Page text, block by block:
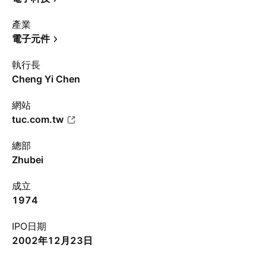
產業
電子元件
執行長
Cheng Yi Chen
網站
tuc.com.tw
總部
Zhubei
成立
1974
IPO日期
2002年12月23日